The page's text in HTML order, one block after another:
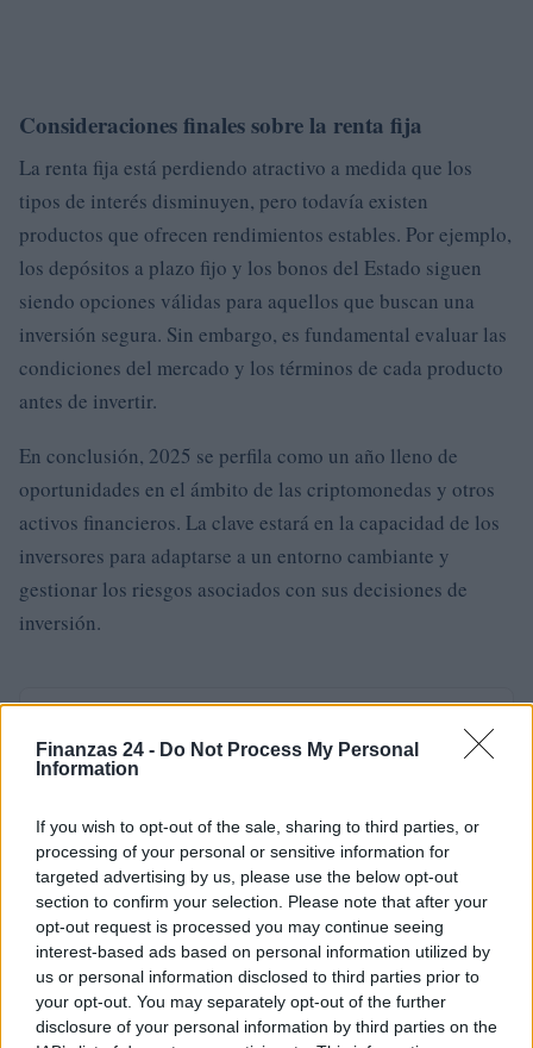
Finanzas 24 - Do Not Process My Personal
Information
If you wish to opt-out of the sale, sharing to third parties, or
processing of your personal or sensitive information for
targeted advertising by us, please use the below opt-out
section to confirm your selection. Please note that after your
opt-out request is processed you may continue seeing
interest-based ads based on personal information utilized by
us or personal information disclosed to third parties prior to
your opt-out. You may separately opt-out of the further
disclosure of your personal information by third parties on the
Consideraciones finales sobre la renta fija
La renta fija está perdiendo atractivo a medida que los
tipos de interés disminuyen, pero todavía existen
productos que ofrecen rendimientos estables. Por ejemplo,
los depósitos a plazo fijo y los bonos del Estado siguen
siendo opciones válidas para aquellos que buscan una
inversión segura. Sin embargo, es fundamental evaluar las
condiciones del mercado y los términos de cada producto
antes de invertir.
En conclusión, 2025 se perfila como un año lleno de
oportunidades en el ámbito de las criptomonedas y otros
activos financieros. La clave estará en la capacidad de los
inversores para adaptarse a un entorno cambiante y
gestionar los riesgos asociados con sus decisiones de
inversión.
Staff